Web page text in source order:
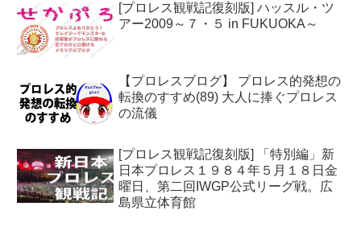
[プロレス観戦記復刻版] ハッスル・ツ
アー2009～７・５ in FUKUOKA～
【プロレスブログ】 プロレス的発想の
転換のすすめ(89) 大人に捧ぐプロレス
の流儀
[プロレス観戦記復刻版] 「特別編」新
日本プロレス１９８４年５月１８日金
曜日、第二回IWGP公式リーグ戦。広
島県立体育館